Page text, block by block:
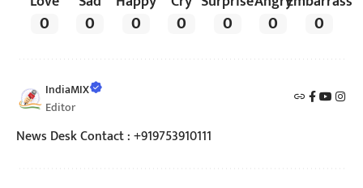
0 0 0 0 0 0 0
IndiaMIX
Editor
News Desk Contact : +919753910111